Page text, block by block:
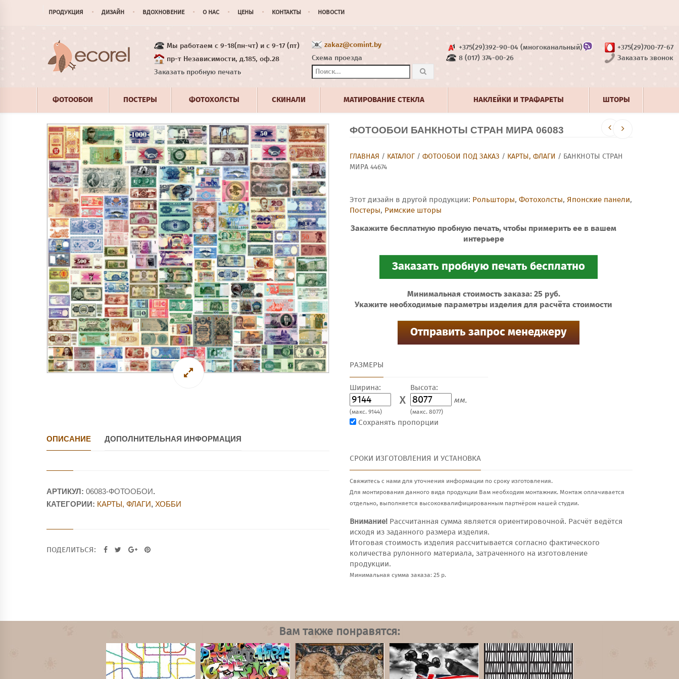
ПРОДУКЦИЯ ДИЗАЙН ВДОХНОВЕНИЕ О НАС ЦЕНЫ КОНТАКТЫ НОВОСТИ
Мы работаем с 9-18(пн-чт) и с 9-17 (пт)
пр-т Независимости, д.185, оф.28
Заказать пробную печать
zakaz@comint.by
Схема проезда
+375(29)392-90-04 (многоканальный)
8 (017) 374-00-26
+375(29)700-77-67
Заказать звонок
ФОТООБОИ ПОСТЕРЫ ФОТОХОЛСТЫ СКИНАЛИ МАТИРОВАНИЕ СТЕКЛА НАКЛЕЙКИ И ТРАФАРЕТЫ ШТОРЫ
ФОТООБОИ БАНКНОТЫ СТРАН МИРА 06083
ГЛАВНАЯ / КАТАЛОГ / ФОТООБОИ ПОД ЗАКАЗ / КАРТЫ, ФЛАГИ / БАНКНОТЫ СТРАН
МИРА 44674
Этот дизайн в другой продукции: Рольшторы, Фотохолсты, Японские панели,
Постеры, Римские шторы
Закажите бесплатную пробную печать, чтобы примерить ее в вашем
интерьере
Минимальная стоимость заказа: 25 руб.
Укажите необходимые параметры изделия для расчёта стоимости
РАЗМЕРЫ
Ширина:
X
(макс. 9144)
Высота:
мм.
(макс. 8077)
Сохранять пропорции
СРОКИ ИЗГОТОВЛЕНИЯ И УСТАНОВКА
Свяжитесь с нами для уточнения информации по сроку изготовления.
Для монтирования данного вида продукции Вам необходим монтажник. Монтаж оплачивается
отдельно, выполняется высококвалифицированным партнёром нашей студии.
Внимание! Рассчитанная сумма является ориентировочной. Расчёт ведётся
исходя из заданного размера изделия.
Итоговая стоимость изделия рассчитывается согласно фактического
количества рулонного материала, затраченного на изготовление
продукции.
Минимальная сумма заказа: 25 р.
ОПИСАНИЕ ДОПОЛНИТЕЛЬНАЯ ИНФОРМАЦИЯ
АРТИКУЛ: 06083-ФОТООБОИ.
КАТЕГОРИИ: КАРТЫ, ФЛАГИ, ХОББИ
ПОДЕЛИТЬСЯ:
Вам также понравятся: